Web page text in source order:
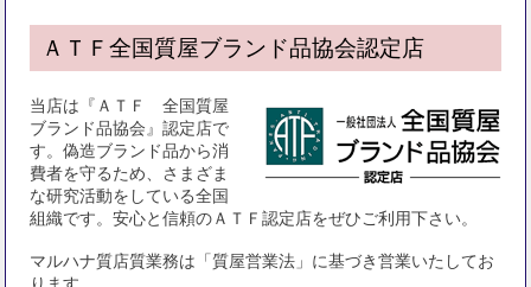
ＡＴＦ全国質屋ブランド品協会認定店
当店は『ＡＴＦ 全国質屋
ブランド品協会』認定店で
す。偽造ブランド品から消
費者を守るため、さまざま
な研究活動をしている全国
組織です。安心と信頼のＡＴＦ認定店をぜひご利用下さい。
マルハナ質店質業務は「質屋営業法」に基づき営業いたしてお
ります。